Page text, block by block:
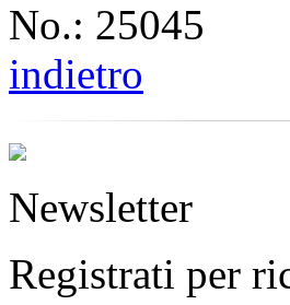
No.: 25045
indietro
Newsletter
Registrati per